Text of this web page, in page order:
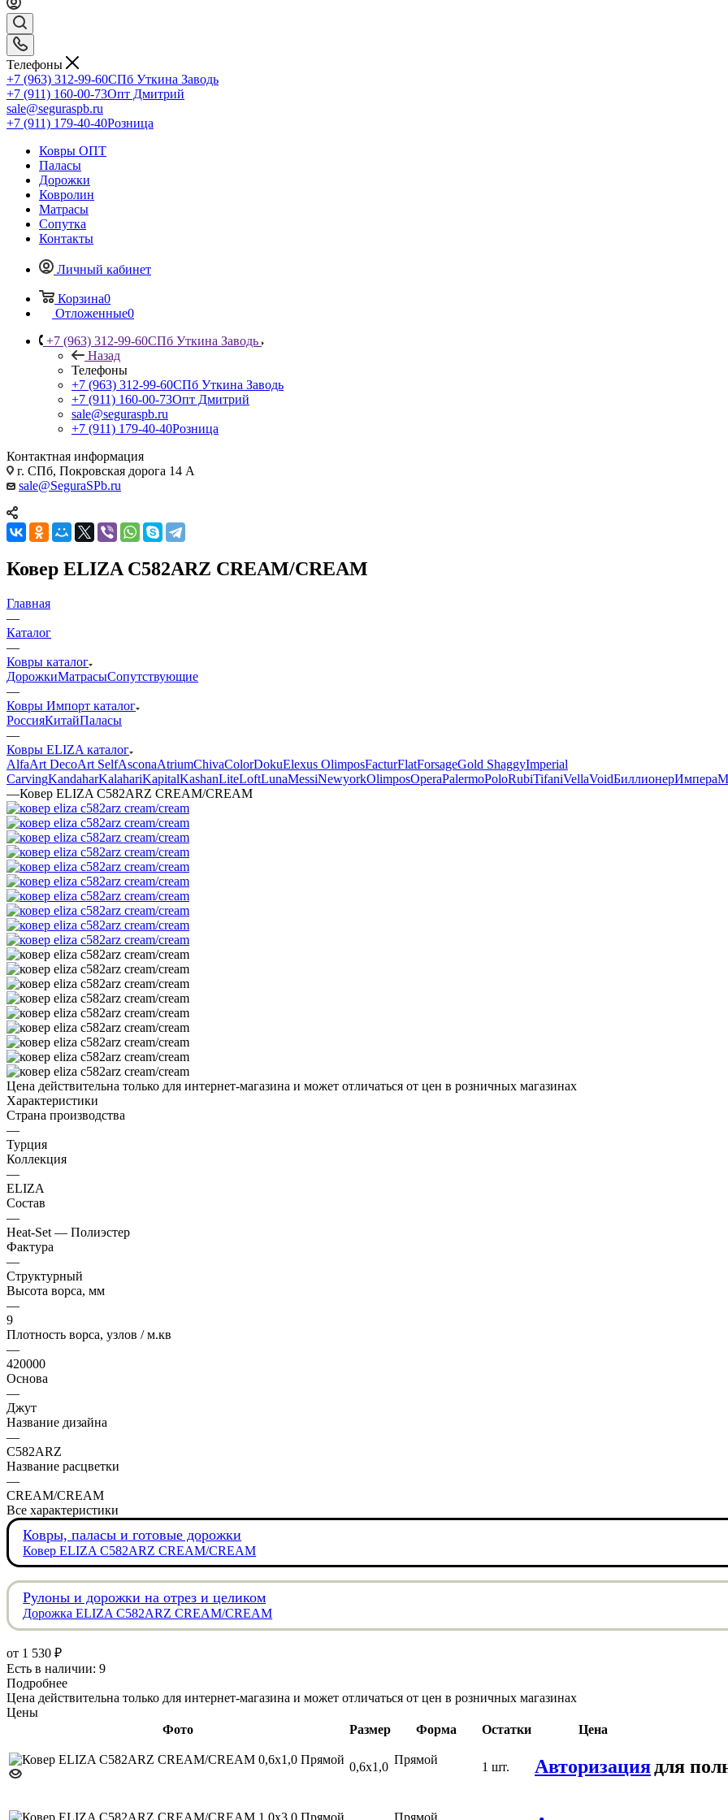
Телефоны
+7 (963) 312-99-60СПб Уткина Заводь
+7 (911) 160-00-73Опт Дмитрий
sale@seguraspb.ru
+7 (911) 179-40-40Розница
Ковры ОПТ
Паласы
Дорожки
Ковролин
Матрасы
Сопутка
Контакты
Личный кабинет
Корзина0
Отложенные0
+7 (963) 312-99-60СПб Уткина Заводь
Назад
Телефоны
+7 (963) 312-99-60СПб Уткина Заводь
+7 (911) 160-00-73Опт Дмитрий
sale@seguraspb.ru
+7 (911) 179-40-40Розница
Контактная информация
г. СПб, Покровская дорога 14 А
sale@SeguraSPb.ru
Ковер ELIZA C582ARZ CREAM/CREAM
Главная
—
Каталог
—
Ковры каталог
ДорожкиМатрасыСопутствующие
—
Ковры Импорт каталог
РоссияКитайПаласы
—
Ковры ELIZA каталог
AlfaArt DecoArt SelfAsconaAtriumChivaColorDokuElexus OlimposFacturFlatForsageGold ShaggyImperial
CarvingKandaharKalahariKapitalKashanLiteLoftLunaMessiNewyorkOlimposOperaPalermoPoloRubiTifaniVellaVoidБиллионерИмпера
—Ковер ELIZA C582ARZ CREAM/CREAM
Цена действительна только для интернет-магазина и может отличаться от цен в розничных магазинах
Характеристики
Страна производства
—
Турция
Коллекция
—
ELIZA
Состав
—
Heat-Set — Полиэстер
Фактура
—
Структурный
Высота ворса, мм
—
9
Плотность ворса, узлов / м.кв
—
420000
Основа
—
Джут
Название дизайна
—
C582ARZ
Название расцветки
—
CREAM/CREAM
Все характеристики
Ковры, паласы и готовые дорожки
Ковер ELIZA C582ARZ CREAM/CREAM
Рулоны и дорожки на отрез и целиком
Дорожка ELIZA C582ARZ CREAM/CREAM
от 1 530 ₽
Есть в наличии: 9
Подробнее
Цена действительна только для интернет-магазина и может отличаться от цен в розничных магазинах
Цены
Фото
Размер Форма Остатки Цена
0,6х1,0
Прямой
1 шт. Авторизациядля
Прямой